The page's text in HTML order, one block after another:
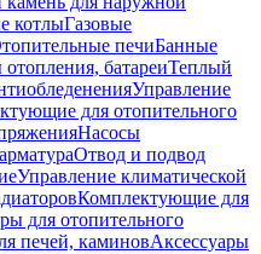
котлыГазовые
печиБанные
батареиТеплый
Управление
для отопительного
Насосы
Отвод и подвод
Управление климатической
Комплектующие для
для отопительного
печей, каминовАксессуары